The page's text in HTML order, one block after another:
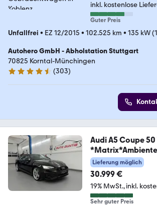
inkl. kostenlose
Guter Preis
Unfallfrei • EZ 12/2015 • 102.525 km • 135 kW
Autohero GmbH - Abholstation Stuttgart
70825 Korntal-Münchingen
4.4 Sterne
(303)
Audi A5 Coupe 50
Lieferung möglich
30.999 €
19% MwSt. inkl.
Sehr guter Preis